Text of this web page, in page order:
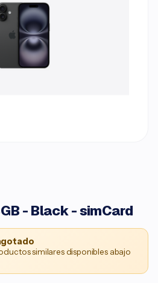
- Black - simCard
similares disponibles abajo